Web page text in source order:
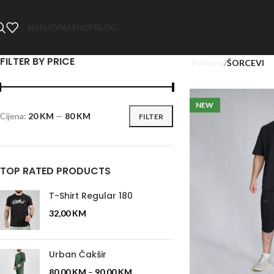
FILTER BY PRICE
FILTER
Cijena: 20 KM — 80 KM
TOP RATED PRODUCTS
T-Shirt Regular 180
32,00KM
Urban Čakšir
80,00KM – 90,00KM
ŠORCEVI
NEW